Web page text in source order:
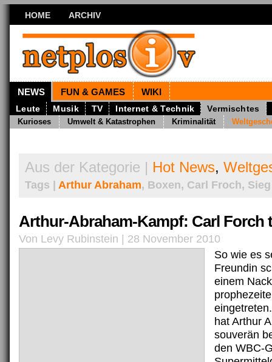
HOME ARCHIV
NEWS FUN & GAMES WIKI
Leute Musik TV Internet & Technik Vermischtes
Kurioses Umwelt & Katastrophen Kriminalität
Aus der Kategorie | Hot News,
Tags | Arthur Abraham, Boxen, Carl Froch, Sieg
Arthur-Abraham-Kampf: Carl Forch
Von Levy Rubinstein | 28 November 2010
So wie es
Freundin
einem
hat Arthur
souverän
den WBC-